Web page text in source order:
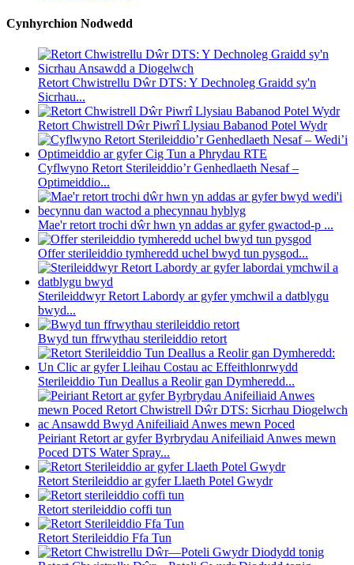
Cynhyrchion Nodwedd
Retort Chwistrellu Dŵr DTS: Y Dechnoleg Graidd sy'n
Sicrhau...
Retort Chwistrell Dŵr Piwrî Llysiau Babanod Potel Wydr
Cyflwyno Retort Sterileiddio’r Genhedlaeth Nesaf –
Optimeiddio...
Mae'r retort trochi dŵr hwn yn addas ar gyfer gwactod-p ...
Offer sterileiddio tymheredd uchel bwyd tun pysgod...
Sterileiddwyr Retort Labordy ar gyfer ymchwil a datblygu
bwyd...
Bwyd tun ffrwythau sterileiddio retort
Sterileiddio Tun Deallus a Reolir gan Dymheredd...
Peiriant Retort ar gyfer Byrbrydau Anifeiliaid Anwes mewn
Poced DTS Water Spray...
Retort Sterileiddio ar gyfer Llaeth Potel Gwydr
Retort sterileiddio coffi tun
Retort Sterileiddio Ffa Tun